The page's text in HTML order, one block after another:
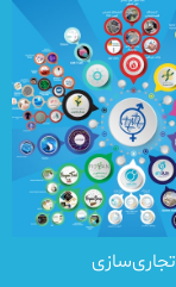
تجاری‌سازی